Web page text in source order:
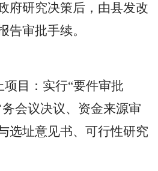
府研究决策后，由县发改
告审批手续。
项目：实行“要件审批
务会议决议、资金来源审
选址意见书、可行性研究